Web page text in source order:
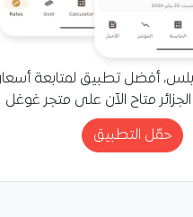
أفضل تطبيق لمتابعة أسعار
متاح الآن على متجر غوغل
حمّل التطبيق